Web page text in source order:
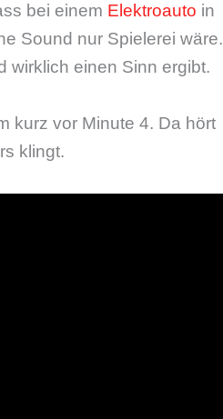
bei einem Elektroauto in
Sound nur Spielerei wäre.
wirklich einen Sinn ergibt.
kurz vor Minute 4. Da hört
klingt.